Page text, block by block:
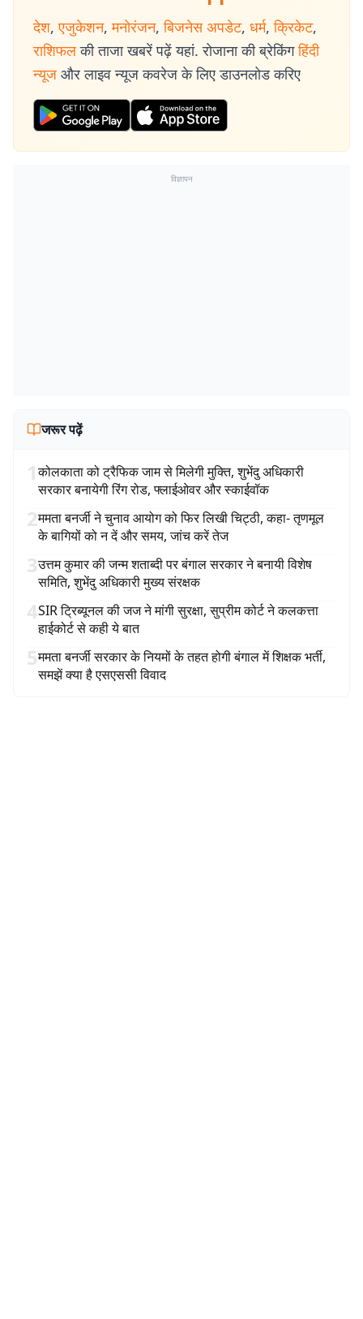
देश, एजुकेशन, मनोरंजन, बिजनेस अपडेट, धर्म, क्रिकेट,
राशिफल की ताजा खबरें पढ़ें यहां. रोजाना की ब्रेकिंग हिंदी
न्यूज और लाइव न्यूज कवरेज के लिए डाउनलोड करिए
विज्ञापन
जरूर पढ़ें
1कोलकाता को ट्रैफिक जाम से मिलेगी मुक्ति, शुभेंदु अधिकारी
सरकार बनायेगी रिंग रोड, फ्लाईओवर और स्काईवॉक
2ममता बनर्जी ने चुनाव आयोग को फिर लिखी चिट्ठी, कहा- तृणमूल
के बागियों को न दें और समय, जांच करें तेज
3उत्तम कुमार की जन्म शताब्दी पर बंगाल सरकार ने बनायी विशेष
समिति, शुभेंदु अधिकारी मुख्य संरक्षक
4SIR ट्रिब्यूनल की जज ने मांगी सुरक्षा, सुप्रीम कोर्ट ने कलकत्ता
हाईकोर्ट से कही ये बात
5ममता बनर्जी सरकार के नियमों के तहत होगी बंगाल में शिक्षक भर्ती,
समझें क्या है एसएससी विवाद